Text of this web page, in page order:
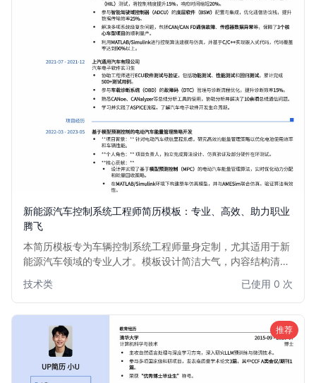
新能源汽车控制系统工程师简历模板：专业、高效、助力职业
腾飞
本简历模板专为车辆控制系统工程师量身定制，尤其适用于新
能源汽车领域的专业人才。模板设计简洁大气，内容结构清
程师寻求职业突破，还是有志于进入新能源汽车行业的求职
者，都能通过此模板高效展示核心竞争力，助力您在激烈的市
技术类 已使用 0 次
推荐